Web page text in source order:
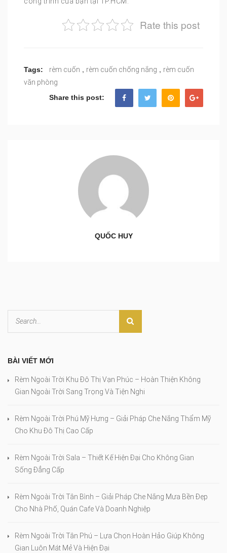
Rate this post
Tags: rèm cuốn , rèm cuốn chống nắng , rèm cuốn
văn phòng
Share this post:
QUỐC HUY
BÀI VIẾT MỚI
Rèm Ngoài Trời Khu Đô Thị Vạn Phúc – Hoàn Thiện Không
Gian Ngoài Trời Sang Trọng Và Tiện Nghi
Rèm Ngoài Trời Phú Mỹ Hưng – Giải Pháp Che Nắng Thẩm Mỹ
Cho Khu Đô Thị Cao Cấp
Rèm Ngoài Trời Sala – Thiết Kế Hiện Đại Cho Không Gian
Sống Đẳng Cấp
Rèm Ngoài Trời Tân Bình – Giải Pháp Che Nắng Mưa Bền Đẹp
Cho Nhà Phố, Quán Cafe Và Doanh Nghiệp
Rèm Ngoài Trời Tân Phú – Lựa Chọn Hoàn Hảo Giúp Không
Gian Luôn Mát Mẻ Và Hiện Đại